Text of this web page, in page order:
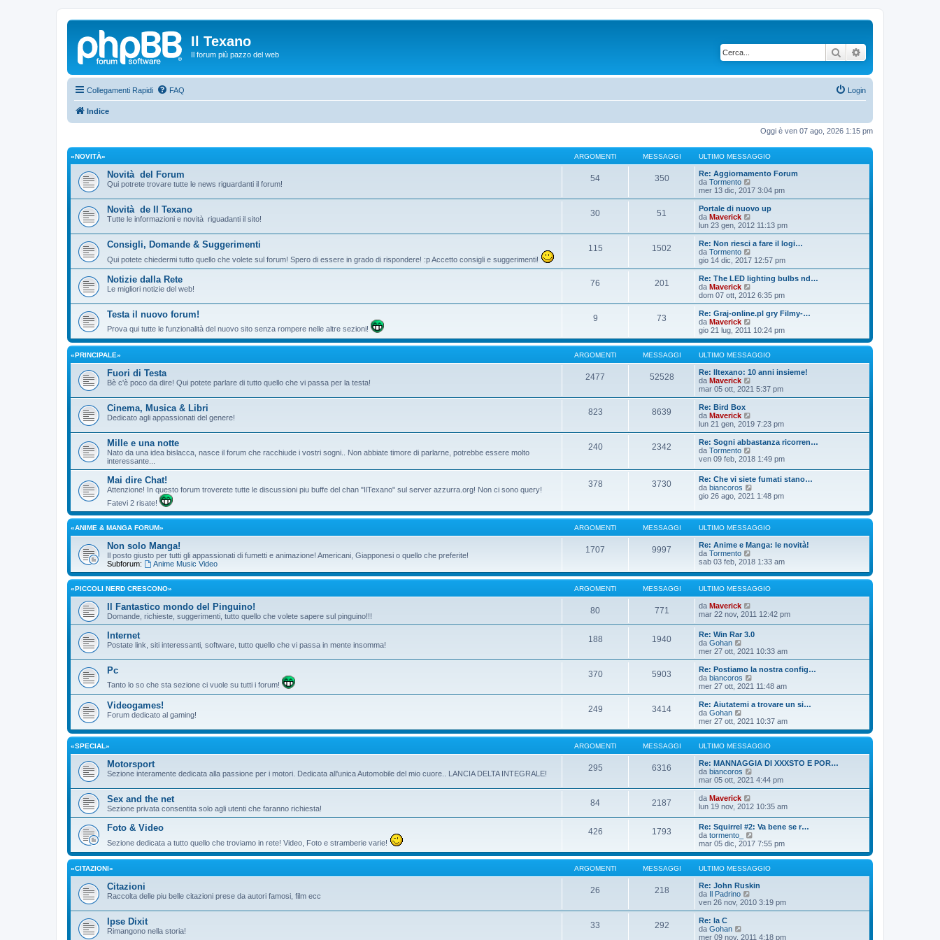
Il Texano
Il forum più pazzo del web Cerca
Collegamenti Rapidi FAQ Login
Indice
Oggi è ven 07 ago, 2026 1:15 pm
«NOVITÀ» ARGOMENTI MESSAGGI ULTIMO MESSAGGIO
Novità del Forum
Qui potrete trovare tutte le news riguardanti il forum!
54 350
Re: Aggiornamento Forum
da Tormento
e
d
i
l
m
o
m
s
a
g
g
o
mer 13 dic, 2017 3:04 pm
Novità de Il Texano
Tutte le informazioni e novità riguadanti il sito!
30 51
Portale di nuovo up
da Maverick
e
d
i
l
m
o
m
s
a
g
i
lun 23 gen, 2012 11:13 pm
Consigli, Domande & Suggerimenti
Qui potete chiedermi tutto quello che volete sul forum! Spero di essere in grado di rispondere! :p Accetto consigli e suggerimenti!
115 1502
Re: Non riesci a fare il logi…
da Tormento
e
d
i
u
l
m
o
m
e
s
s
a
g
g
i
gio 14 dic, 2017 12:57 pm
Notizie dalla Rete
Le migliori notizie del web!
76 201
Re: The LED lighting bulbs nd…
da Maverick
e
d
i
i
m
o
m
s
g
i
dom 07 ott, 2012 6:35 pm
Testa il nuovo forum!
Prova qui tutte le funzionalità del nuovo sito senza rompere nelle altre sezioni!
9 73
Re: Graj-online.pl gry Filmy-…
da Maverick
e
d
i
u
l
t
m
o
s
g
g
i
o
gio 21 lug, 2011 10:24 pm
«PRINCIPALE» ARGOMENTI MESSAGGI ULTIMO MESSAGGIO
Fuori di Testa
Bè c'è poco da dire! Qui potete parlare di tutto quello che vi passa per la testa!
2477 52528
Re: Iltexano: 10 anni insieme!
da Maverick
e
d
l
m
o
m
e
s
s
a
g
i
o
mar 05 ott, 2021 5:37 pm
Cinema, Musica & Libri
Dedicato agli appassionati del genere!
823 8639
Re: Bird Box
da Maverick
e
d
i
l
i
m
o
m
s
s
a
g
g
i
o
lun 21 gen, 2019 7:23 pm
Mille e una notte
Nato da una idea bislacca, nasce il forum che racchiude i vostri sogni.. Non abbiate timore di parlarne, potrebbe essere molto
interessante...
240 2342
Re: Sogni abbastanza ricorren…
da Tormento
e
u
l
t
m
o
e
s
s
a
g
i
ven 09 feb, 2018 1:49 pm
Mai dire Chat!
Attenzione! In questo forum troverete tutte le discussioni piu buffe del chan "IlTexano" sul server azzurra.org! Non ci sono query!
Fatevi 2 risate!
378 3730
Re: Che vi siete fumati stano…
da biancoros
e
i
u
l
t
i
o
m
e
s
s
g
o
gio 26 ago, 2021 1:48 pm
«ANIME & MANGA FORUM» ARGOMENTI MESSAGGI ULTIMO MESSAGGIO
Non solo Manga!
Il posto giusto per tutti gli appassionati di fumetti e animazione! Americani, Giapponesi o quello che preferite!
Subforum:
Anime Music Video
1707 9997
Re: Anime e Manga: le novità!
da Tormento
e
i
u
i
m
o
m
s
s
a
g
g
i
o
sab 03 feb, 2018 1:33 am
«PICCOLI NERD CRESCONO» ARGOMENTI MESSAGGI ULTIMO MESSAGGIO
Il Fantastico mondo del Pinguino!
Domande, richieste, suggerimenti, tutto quello che volete sapere sul pinguino!!!
80 771 da Maverick
e
i
u
l
t
i
m
o
m
e
s
a
g
g
i
o
mar 22 nov, 2011 12:42 pm
Internet
Postate link, siti interessanti, software, tutto quello che vi passa in mente insomma!
188 1940
Re: Win Rar 3.0
da Gohan
e
d
i
u
l
m
o
m
e
s
s
a
g
g
i
mer 27 ott, 2021 10:33 am
Pc
Tanto lo so che sta sezione ci vuole su tutti i forum!
370 5903
Re: Postiamo la nostra config…
da biancoros
e
d
i
i
m
o
m
s
g
g
i
o
mer 27 ott, 2021 11:48 am
Videogames!
Forum dedicato al gaming!
249 3414
Re: Aiutatemi a trovare un si…
da Gohan
e
d
i
u
l
t
m
o
m
e
s
a
g
g
i
o
mer 27 ott, 2021 10:37 am
«SPECIAL» ARGOMENTI MESSAGGI ULTIMO MESSAGGIO
Motorsport
Sezione interamente dedicata alla passione per i motori. Dedicata all'unica Automobile del mio cuore.. LANCIA DELTA INTEGRALE!
295 6316
Re: MANNAGGIA DI XXXSTO E POR…
da biancoros
e
d
u
t
i
o
m
e
s
s
a
g
i
mar 05 ott, 2021 4:44 pm
Sex and the net
Sezione privata consentita solo agli utenti che faranno richiesta!
84 2187 da Maverick
e
i
u
l
t
i
m
o
m
e
s
s
a
lun 19 nov, 2012 10:35 am
Foto & Video
Sezione dedicata a tutto quello che troviamo in rete! Video, Foto e stramberie varie!
426 1793
Re: Squirrel #2: Va bene se r…
da tormento_
e
d
i
u
l
t
m
o
s
mar 05 dic, 2017 7:55 pm
«CITAZIONI» ARGOMENTI MESSAGGI ULTIMO MESSAGGIO
Citazioni
Raccolta delle piu belle citazioni prese da autori famosi, film ecc
26 218
Re: John Ruskin
da Il Padrino
e
d
l
ven 26 nov, 2010 3:19 pm
Ipse Dixit
Rimangono nella storia!
33 292
Re: la C
da Gohan
e
mer 09 nov, 2011 4:18 pm